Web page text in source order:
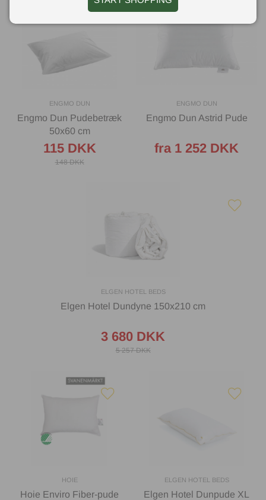
ENGMO DUN
Engmo Dun Pudebetræk
50x60 cm
115 DKK
148 DKK
ENGMO DUN
Engmo Dun Astrid Pude
fra 1 252 DKK
ELGEN HOTEL BEDS
Elgen Hotel Dundyne 150x210 cm
3 680 DKK
5 257 DKK
HOIE
Hoie Enviro Fiber-pude
ELGEN HOTEL BEDS
Elgen Hotel Dunpude XL